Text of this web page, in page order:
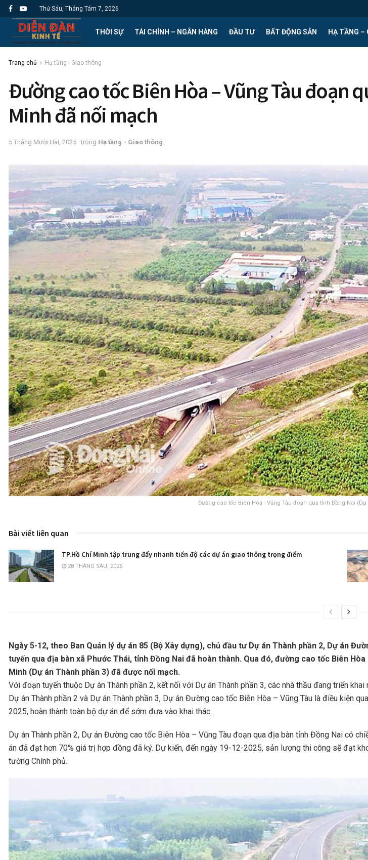
Thứ Sáu, Tháng Tám 7, 2026
THỜI SỰ TÀI CHÍNH – NGÂN HÀNG ĐẦU TƯ BẤT ĐỘNG SẢN HẠ TẦNG –
Trang chủ Hạ tầng - Giao thông
Đường cao tốc Biên Hòa – Vũng Tàu đoạn
Minh đã nối mạch
5 Tháng Mười Hai, 2025 trong Hạ tầng - Giao thông
Đường cao tốc Biên Hòa - Vũng Tàu đoạn qua tỉnh Đồng Nai
Bài viết liên quan
TP.Hồ Chí Minh tập trung đẩy nhanh tiến độ các dự án giao thông trọng điểm
28 THÁNG SÁU, 2026
Ngày 5-12, theo Ban Quản lý dự án 85 (Bộ Xây dựng), chủ đầu tư Dự án Thành phần 2, Dự án
tuyến qua địa bàn xã Phước Thái, tỉnh Đồng Nai đã hoàn thành. Qua đó, đường cao tốc Biên
Minh (Dự án Thành phần 3) đã được nối mạch.
Với đoạn tuyến thuộc Dự án Thành phần 2, kết nối với Dự án Thành phần 3, các nhà thầu đang triển
Dự án Thành phần 2 và Dự án Thành phần 3, Dự án Đường cao tốc Biên Hòa – Vũng Tàu là điều kiện
2025, hoàn thành toàn bộ dự án để sớm đưa vào khai thác.
Dự án Thành phần 2, Dự án Đường cao tốc Biên Hòa – Vũng Tàu đoạn qua địa bàn tỉnh Đồng Nai có
án đã đạt hơn 70% giá trị hợp đồng đã ký. Dự kiến, đến ngày 19-12-2025, sản lượng thi công sẽ đạt
tướng Chính phủ.